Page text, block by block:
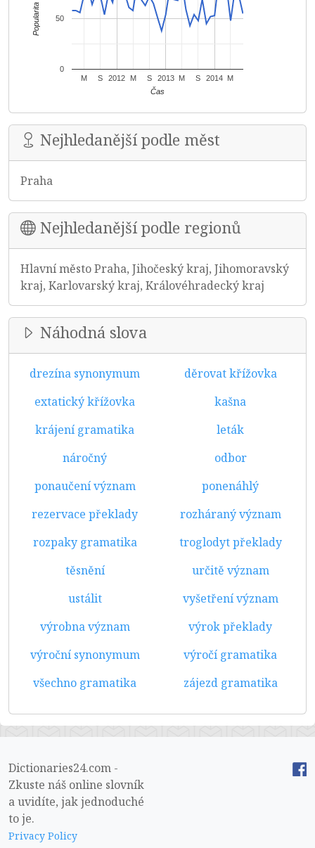
2012 2013 2014
M S M S M S M
0
50
Čas
Popularita
Nejhledanější podle měst
Praha
Nejhledanější podle regionů
Hlavní město Praha, Jihočeský kraj, Jihomoravský
kraj, Karlovarský kraj, Královéhradecký kraj
Náhodná slova
drezína synonymum
děrovat křížovka
extatický křížovka
kašna
krájení gramatika
leták
náročný
odbor
ponaučení význam
ponenáhlý
rezervace překlady
rozháraný význam
rozpaky gramatika
troglodyt překlady
těsnění
určitě význam
ustálit
vyšetření význam
výrobna význam
výrok překlady
výroční synonymum
výročí gramatika
všechno gramatika
zájezd gramatika
Dictionaries24.com -
Zkuste náš online slovník
a uvidíte, jak jednoduché
to je.
Privacy Policy